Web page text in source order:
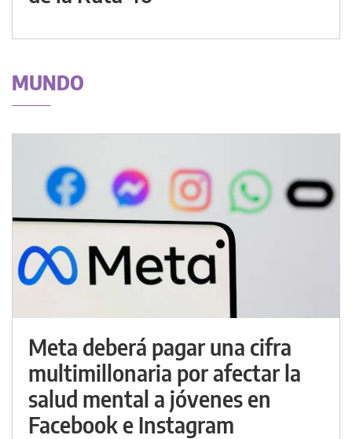
MUNDO
Meta deberá pagar una cifra
multimillonaria por afectar la
salud mental a jóvenes en
Facebook e Instagram